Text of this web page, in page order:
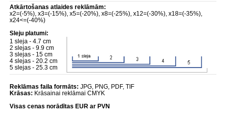
Atkārtošanas atlaides reklāmām:
x2=(-5%), x3=(-15%), x5=(-20%), x8=(-25%), x12=(-30%), x18=(-35%),
x24<=(-40%)
Sleju platumi:
1 sleja - 4.7 cm
2 slejas - 9.9 cm
3 slejas - 15 cm
4 slejas - 20.2 cm
5 slejas - 25.3 cm
Reklāmas faila formāts: JPG, PNG, PDF, TIF
Krāsas: Krāsainai reklāmai CMYK
Visas cenas norādītas EUR ar PVN